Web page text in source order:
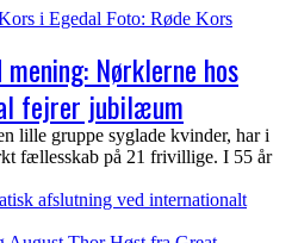
Nørklerne hos
fejrer jubilæum
lille gruppe syglade kvinder, har i
fællesskab på 21 frivillige. I 55 år
afslutning ved internationalt